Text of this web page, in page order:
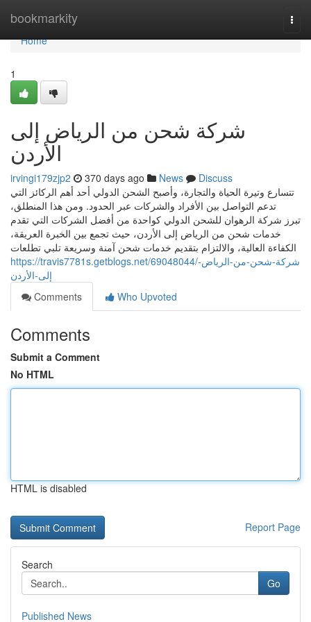
bookmarkity
Home
Home
1
شركة شحن من الرياض إلى
الأردن
irvingi179zjp2 370 days ago News
Discuss
تتسارع وتيرة الحياة والتجارة، وأصبح الشحن الدولي أحد أهم الركائز التي
تدعم التواصل بين الأفراد والشركات عبر الحدود. ومن هذا المنطلق،
تبرز شركة الرهوان للشحن الدولي كواحدة من أفضل الشركات التي تقدم
خدمات شحن من الرياض إلى الأردن، حيث تجمع بين الخبرة العريقة،
الكفاءة العالية، والالتزام بتقديم خدمات شحن آمنة وسريعة تلبي تطلعات
https://travis7781s.getblogs.net/69048044/شركة-شحن-من-الرياض-
إلى-الأردن
Comments
Who Upvoted
Comments
Submit a Comment
No HTML
HTML is disabled
Report Page
Search
Go
Published News